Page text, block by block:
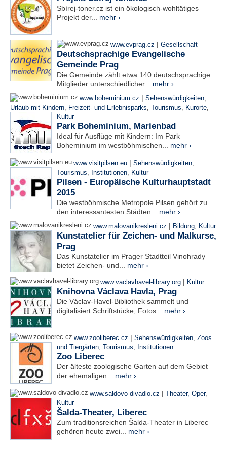
Sbírej-toner.cz ist ein ökologisch-wohltätiges
Projekt der... mehr ›
www.evprag.cz | Gesellschaft
Deutschsprachige Evangelische
Gemeinde Prag
Die Gemeinde zählt etwa 140 deutschsprachige
Mitglieder unterschiedlicher... mehr ›
www.boheminium.cz | Sehenswürdigkeiten,
Urlaub mit Kindern, Freizeit- und Erlebnisparks, Tourismus, Kurorte,
Kultur
Park Boheminium, Marienbad
Ideal für Ausflüge mit Kindern: Im Park
Boheminium im westböhmischen... mehr ›
www.visitpilsen.eu | Sehenswürdigkeiten,
Tourismus, Institutionen, Kultur
Pilsen - Europäische Kulturhauptstadt
2015
Die westböhmische Metropole Pilsen gehört zu
den interessantesten Städten... mehr ›
www.malovanikresleni.cz | Bildung, Kultur
Kunstatelier für Zeichen- und Malkurse,
Prag
Das Kunstatelier im Prager Stadtteil Vinohrady
bietet Zeichen- und... mehr ›
www.vaclavhavel-library.org | Kultur
Knihovna Václava Havla, Prag
Die Václav-Havel-Bibliothek sammelt und
digitalisiert Schriftstücke, Fotos... mehr ›
www.zooliberec.cz | Sehenswürdigkeiten, Zoos
und Tiergärten, Tourismus, Institutionen
Zoo Liberec
Der älteste zoologische Garten auf dem Gebiet
der ehemaligen... mehr ›
www.saldovo-divadlo.cz | Theater, Oper,
Kultur
Šalda-Theater, Liberec
Zum traditionsreichen Šalda-Theater in Liberec
gehören heute zwei... mehr ›